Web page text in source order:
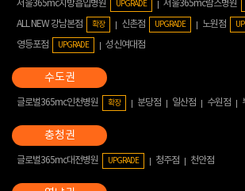
서울365mc지방흡입병원 UPGRADE 서울365mc람스병원
ALL NEW 강남본점 확장 신촌점 UPGRADE 노원점
영등포점
UPGRADE 성신여대점
글로벌365mc인천병원 확장 분당점 일산점 수원점
글로벌365mc대전병원 UPGRADE 청주점 천안점